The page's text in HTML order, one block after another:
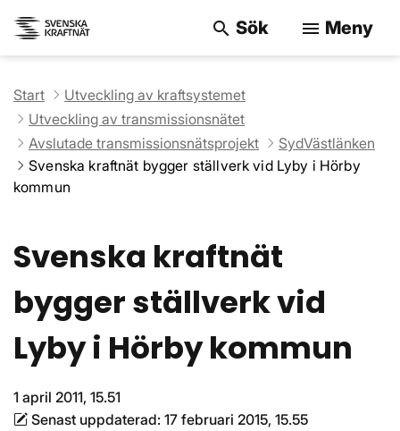
search Sök menu Meny
Start
Utveckling av kraftsystemet
Utveckling av transmissionsnätet
Avslutade transmissionsnätsprojekt
SydVästlänken
Svenska kraftnät bygger ställverk vid Lyby i Hörby
kommun
Svenska kraftnät
bygger ställverk vid
Lyby i Hörby kommun
1 april 2011, 15.51
Senast uppdaterad: 17 februari 2015, 15.55